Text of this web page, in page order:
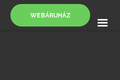
WEBÁRUHÁZ